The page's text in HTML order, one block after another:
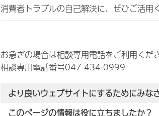
消費者トラブルの自己解決に、ぜひご活用
お急ぎの場合は相談専用電話をご利用くだ
相談専用電話番号047-434-0999
より良いウェブサイトにするためにみな
このページの情報は役に立ちましたか？